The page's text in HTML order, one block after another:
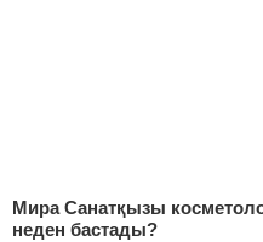
Мира Санатқызы
неден бастады?